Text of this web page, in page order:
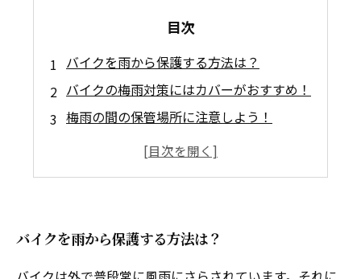
目次
バイクを雨から保護する方法は？
バイクの梅雨対策にはカバーがおすすめ！
梅雨の間の保管場所に注意しよう！
カバーでの保管にも注意が必要
バイクを雨から保護する方法は？